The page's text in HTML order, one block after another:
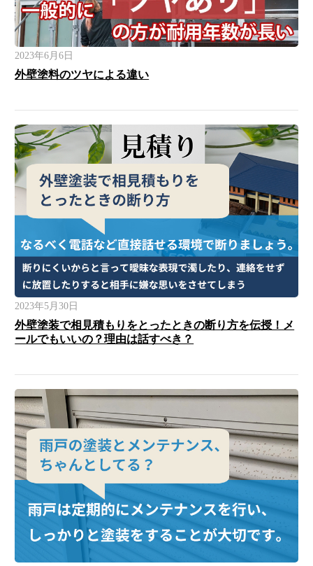
2023年6月6日
外壁塗料のツヤによる違い
2023年5月30日
外壁塗装で相見積もりをとったときの断り方を伝授！メ
ールでもいいの？理由は話すべき？